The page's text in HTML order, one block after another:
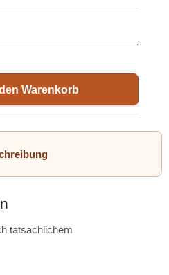
den Warenkorb
tatsächlichem